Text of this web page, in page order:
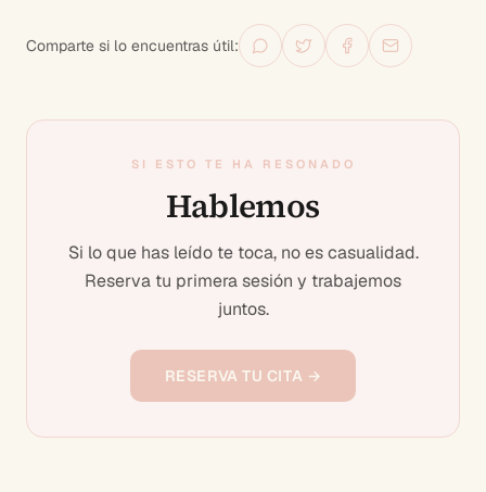
Comparte si lo encuentras útil:
SI ESTO TE HA RESONADO
Hablemos
Si lo que has leído te toca, no es casualidad.
Reserva tu primera sesión y trabajemos
juntos.
RESERVA TU CITA →